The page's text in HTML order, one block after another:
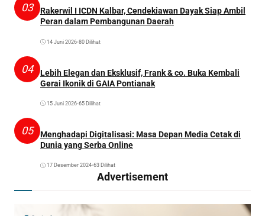
03
Rakerwil I ICDN Kalbar, Cendekiawan Dayak Siap Ambil
Peran dalam Pembangunan Daerah
14 Juni 2026•80 Dilihat
04
Lebih Elegan dan Eksklusif, Frank & co. Buka Kembali
Gerai Ikonik di GAIA Pontianak
15 Juni 2026•65 Dilihat
05
Menghadapi Digitalisasi: Masa Depan Media Cetak di
Dunia yang Serba Online
17 Desember 2024•63 Dilihat
Advertisement